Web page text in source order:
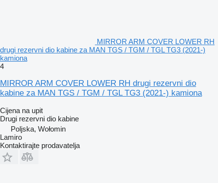
MIRROR ARM COVER LOWER RH
drugi rezervni dio kabine za MAN TGS / TGM / TGL TG3 (2021-)
kamiona
4
MIRROR ARM COVER LOWER RH drugi rezervni dio
kabine za MAN TGS / TGM / TGL TG3 (2021-) kamiona
Cijena na upit
Drugi rezervni dio kabine
Poljska, Wołomin
Lamiro
Kontaktirajte prodavatelja